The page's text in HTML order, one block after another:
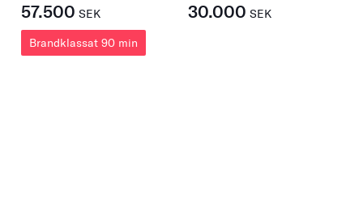
57.500 SEK
Brandklassat 90 min
30.000 SEK